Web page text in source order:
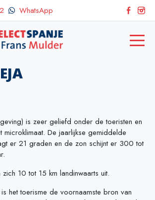
WhatsApp
is zeer geliefd onder de toeristen en
microklimaat. De jaarlijkse gemiddelde
er 21 graden en de zon schijnt er 300 tot
10 tot 15 km landinwaarts uit.
het toerisme de voornaamste bron van